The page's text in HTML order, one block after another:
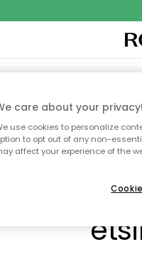
JA KATTAUSSISUSTUS
Emme
care about your privacy!
use cookies to personalize
to opt out of any non-
affect your experience of the